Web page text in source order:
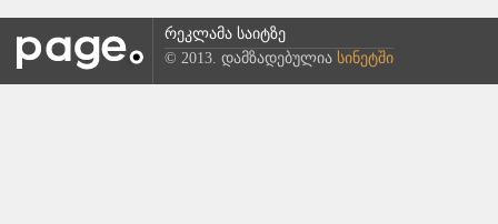
რეკლამა საიტზე
© 2013. დამზადებულია სინეტში